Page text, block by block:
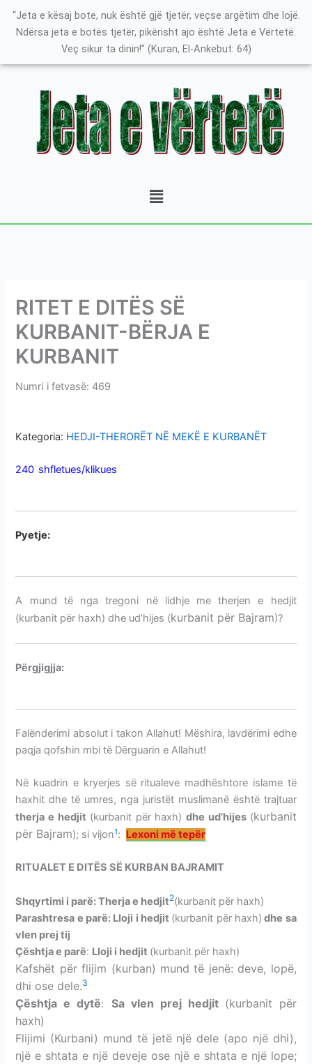
“Jeta e kësaj bote, nuk është gjë tjetër, veçse argëtim dhe lojë.
Ndërsa jeta e botës tjetër, pikërisht ajo është Jeta e Vërtetë.
Veç sikur ta dinin!” (Kuran, El-Ankebut: 64)
Menu
RITET E DITËS SË
KURBANIT-BËRJA E
KURBANIT
Numri i fetvasë: 469
Kategoria: HEDJI-THERORËT NË MEKË E KURBANËT
240 shfletues/klikues
Pyetje:
A mund të nga tregoni në lidhje metherjen e hedjit
(kurbanit për haxh) dhe ud’hijes (kurbanit për Bajram)?
Përgjigjja:
Falënderimi absolut i takon Allahut! Mëshira, lavdërimi edhe
paqja qofshin mbi të Dërguarin e Allahut!
Në kuadrin e kryerjes së ritualeve madhështore islame të
haxhit dhe të umres, nga juristët muslimanë është trajtuar
therja e hedjit (kurbanit për haxh)dhe ud’hijes (kurbanit
për Bajram); si vijon1: Lexoni më tepër
RITUALET E DITËS SË KURBAN BAJRAMIT
Shqyrtimi i parë: Therja e hedjit2(kurbanit për haxh)
Parashtresa e parë: Lloji i hedjit (kurbanit për haxh) dhe sa
vlen prej tij
Çështja e parë: Lloji i hedjit (kurbanit për haxh)
Kafshët për flijim (kurban) mund të jenë: deve, lopë,
dhi ose dele.3
Çështja e dytë: Sa vlen prej hedjit (kurbanit për
haxh)
Flijimi (Kurbani) mund të jetë një dele (apo një dhi),
një e shtata e një deveje ose një e shtata e një lope;
K
a
e
i
m
e
e